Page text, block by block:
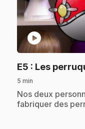
play_circle
E5 : Les
5 min
.Nos deux
fabriquer des